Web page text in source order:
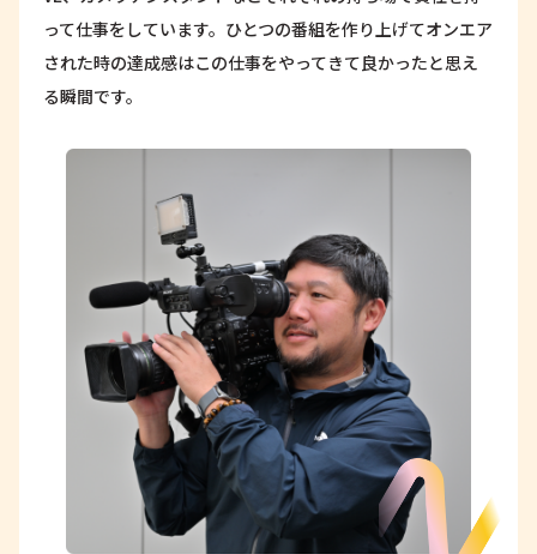
って仕事をしています。ひとつの番組を作り上げてオンエア
された時の達成感はこの仕事をやってきて良かったと思え
る瞬間です。